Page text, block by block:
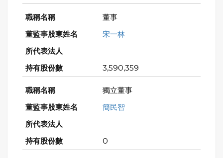
董事
宋一林
3,590,359
獨立董事
簡民智
0